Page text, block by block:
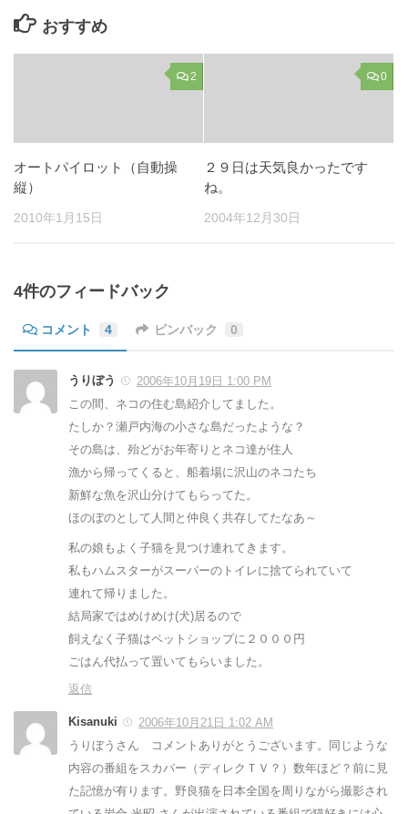
おすすめ
2
オートパイロット（自動操
縦）
2010年1月15日
0
２９日は天気良かったです
ね。
2004年12月30日
4件のフィードバック
コメント 4 ピンバック 0
うりぼう
2006年10月19日 1:00 PM
この間、ネコの住む島紹介してました。
たしか？瀬戸内海の小さな島だったような？
その島は、殆どがお年寄りとネコ達が住人
漁から帰ってくると、船着場に沢山のネコたち
新鮮な魚を沢山分けてもらってた。
ほのぼのとして人間と仲良く共存してたなあ～
私の娘もよく子猫を見つけ連れてきます。
私もハムスターがスーパーのトイレに捨てられていて
連れて帰りました。
結局家ではめけめけ(犬)居るので
飼えなく子猫はペットショップに２０００円
ごはん代払って置いてもらいました。
返信
Kisanuki
2006年10月21日 1:02 AM
うりぼうさん コメントありがとうございます。同じような
内容の番組をスカパー（ディレクＴＶ？）数年ほど？前に見
た記憶が有ります。野良猫を日本全国を周りながら撮影され